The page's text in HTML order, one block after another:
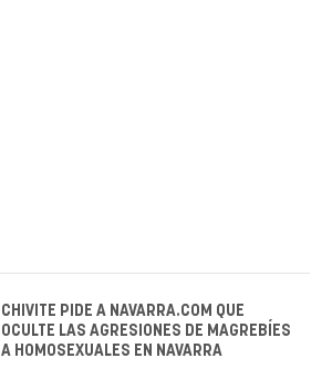
CHIVITE PIDE A NAVARRA.COM QUE
OCULTE LAS AGRESIONES DE MAGREBÍES
A HOMOSEXUALES EN NAVARRA